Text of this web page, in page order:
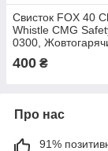
Свисток FOX 40
Whistle CMG
0300,
400 ₴
Про нас
91%